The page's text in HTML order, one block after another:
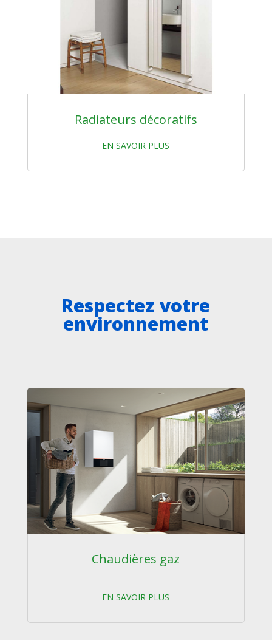
Radiateurs décoratifs
EN SAVOIR PLUS
Respectez votre
environnement
Chaudières gaz
EN SAVOIR PLUS